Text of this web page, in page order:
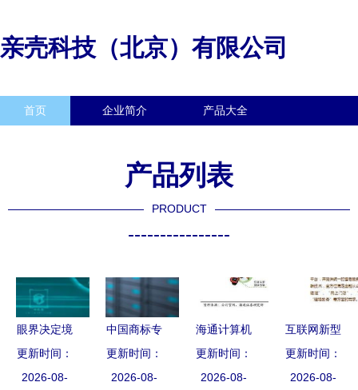
亲壳科技（北京）有限公司
首页 企业简介 产品大全
产品列表
PRODUCT
----------------
眼界决定境
界，境界决
定远方——
更新时间：
2026-08-
中国商标专
利事务所信
息管理委员
更新时间：
2026-08-
海通计算机
| 东软集团
深度 医疗
更新时间：
2026-08-
互联网新型
展业方式
大童快保
更新时间：
2026-08-